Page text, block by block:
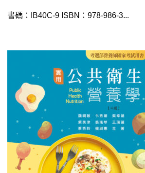
書碼：IB40C-9 ISBN：978-986-3...